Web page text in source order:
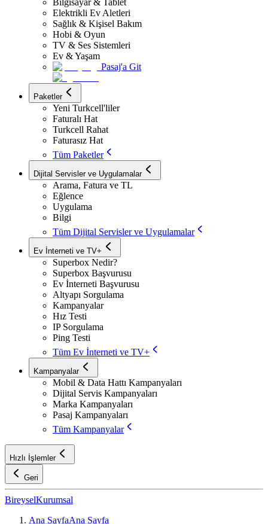
Bilgisayar & Tablet
Elektrikli Ev Aletleri
Sağlık & Kişisel Bakım
Hobi & Oyun
TV & Ses Sistemleri
Ev & Yaşam
Pasaj'a Git
Paketler
Yeni Turkcell'liler
Faturalı Hat
Turkcell Rahat
Faturasız Hat
Tüm Paketler
Dijital Servisler ve Uygulamalar
Arama, Fatura ve TL
Eğlence
Uygulama
Bilgi
Tüm Dijital Servisler ve Uygulamalar
Ev İnterneti ve TV+
Superbox Nedir?
Superbox Başvurusu
Ev İnterneti Başvurusu
Altyapı Sorgulama
Kampanyalar
Hız Testi
IP Sorgulama
Ping Testi
Tüm Ev İnterneti ve TV+
Kampanyalar
Mobil & Data Hattı Kampanyaları
Dijital Servis Kampanyaları
Marka Kampanyaları
Pasaj Kampanyaları
Tüm Kampanyalar
Hızlı İşlemler
Geri
BireyselKurumsal
Ana SayfaAna Sayfa